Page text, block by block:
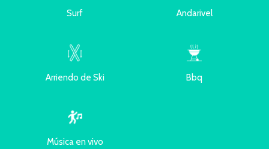
Surf Andarivel
Arriendo de Ski Bbq
Música en vivo